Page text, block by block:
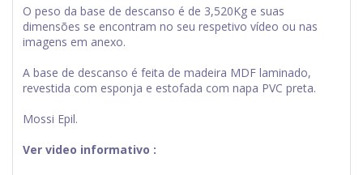
O peso da base de descanso é de 3,520Kg e suas
dimensões se encontram no seu respetivo vídeo ou nas
imagens em anexo.
A base de descanso é feita de madeira MDF laminado,
revestida com esponja e estofada com napa PVC preta.
Mossi Epil.
Ver video informativo :